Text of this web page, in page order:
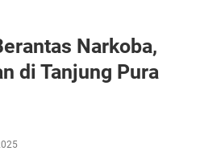
Narkoba,
di Tanjung Pura